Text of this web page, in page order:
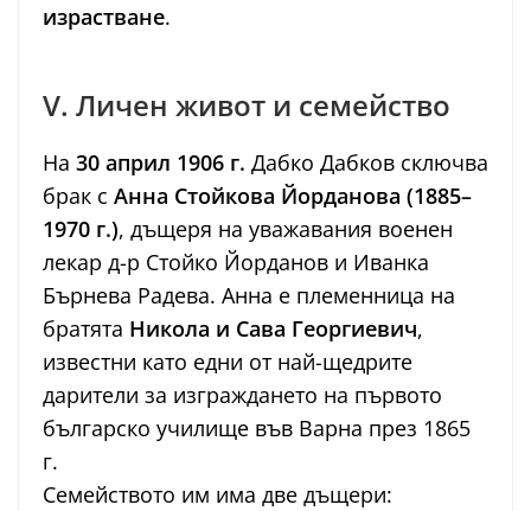
израстване.
V. Личен живот и семейство
На 30 април 1906 г. Дабко Дабков сключва
брак с Анна Стойкова Йорданова (1885–
1970 г.), дъщеря на уважавания военен
лекар д-р Стойко Йорданов и Иванка
Бърнева Радева. Анна е племенница на
братята Никола и Сава Георгиевич,
известни като едни от най-щедрите
дарители за изграждането на първото
българско училище във Варна през 1865
г.
Семейството им има две дъщери: